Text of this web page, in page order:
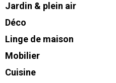
Jardin & plein air
Déco
Linge de maison
Mobilier
Cuisine